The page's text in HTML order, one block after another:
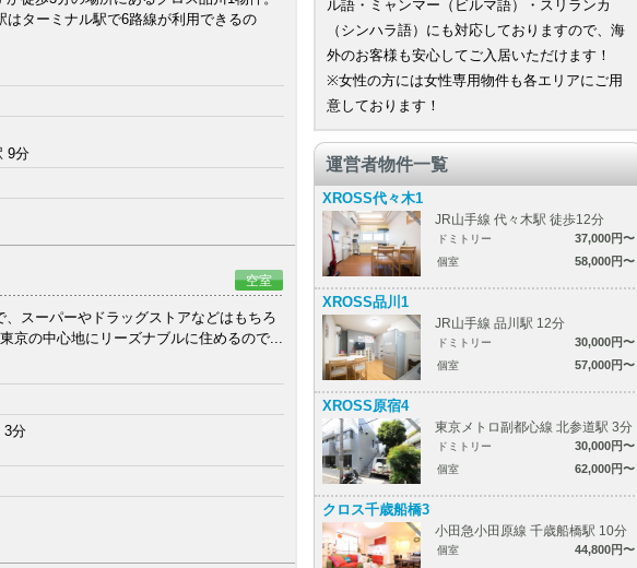
ターミナル駅で6路線が利用できるの
9分
空室
スーパーやドラッグストアなどはもちろ
京の中心地にリーズナブルに住めるので...
3分
ル語・ミャンマー（ビルマ語）・スリランカ
（シンハラ語）にも対応しておりますので、海
外のお客様も安心してご入居いただけます！
※女性の方には女性専用物件も各エリアにご用
意しております！
運営者物件一覧
XROSS代々木1
JR山手線 代々木駅 徒歩12分
ドミトリー 37,000円〜
個室 58,000円〜
XROSS品川1
JR山手線 品川駅 12分
ドミトリー 30,000円〜
個室 57,000円〜
XROSS原宿4
東京メトロ副都心線 北参道駅 3分
ドミトリー 30,000円〜
個室 62,000円〜
クロス千歳船橋3
小田急小田原線 千歳船橋駅 10分
個室 44,800円〜